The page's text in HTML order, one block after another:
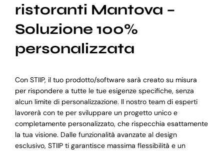
ristoranti Mantova –
Soluzione 100%
personalizzata
Con STIIP, il tuo prodotto/software sarà creato su misura
per rispondere a tutte le tue esigenze specifiche, senza
alcun limite di personalizzazione. Il nostro team di esperti
lavorerà con te per sviluppare un progetto unico e
completamente personalizzato, che rispecchia esattamente
la tua visione. Dalle funzionalità avanzate al design
esclusivo, STIIP ti garantisce massima flessibilità e un